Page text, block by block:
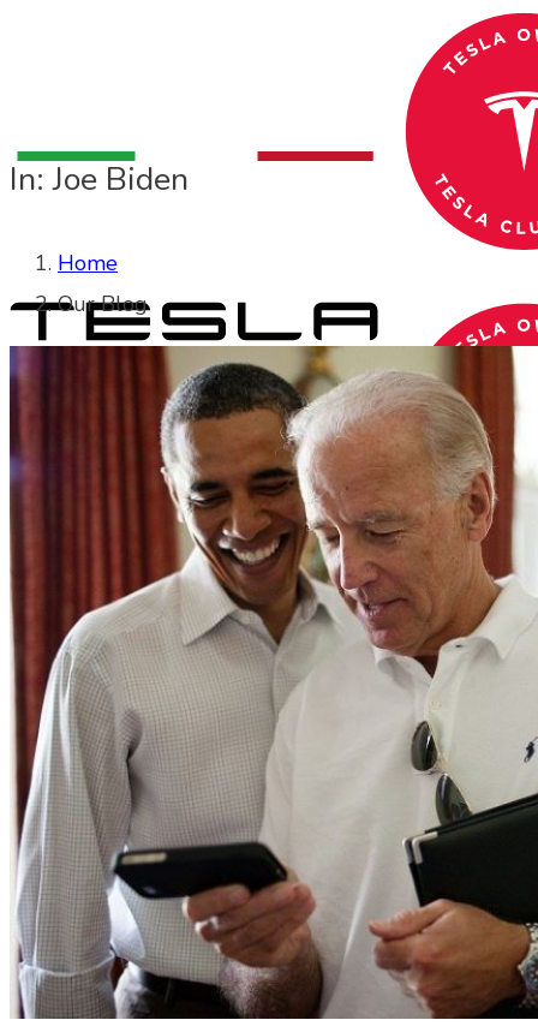
HOME
CHI SIAMO
CHI SIAMO
CONTATTI
In: Joe Biden
Home
Our Blog